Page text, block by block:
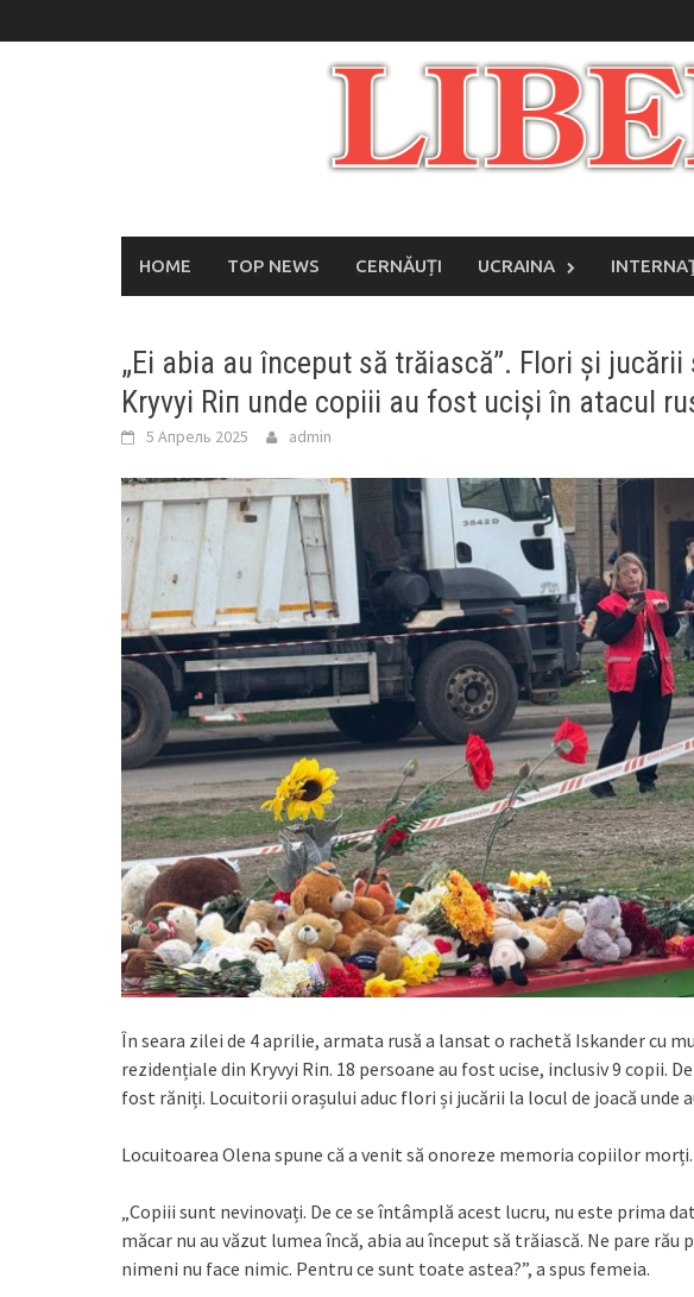
to
HOME TOP NEWS CERNĂUȚI UCRAINA
„Ei abia au început să trăiască”. Flori și
Kryvyi Riп unde copiii au fost uciși în atacul
5 Апрель 2025 admin
În seara zilei de 4 aprilie, armata rusă a lansat o rachetă Iskander cu
rezidențiale din Kryvyi Riп. 18 persoane au fost ucise, inclusiv 9 copii.
fost răniți. Locuitorii orașului aduc flori și jucării la locul de joacă unde
Locuitoarea Olena spune că a venit să onoreze memoria copiilor morți.
„Copiii sunt nevinovați. De ce se întâmplă acest lucru, nu este prima
măcar nu au văzut lumea încă, abia au început să trăiască. Ne pare
nimeni nu face nimic. Pentru ce sunt toate astea?”, a spus femeia.